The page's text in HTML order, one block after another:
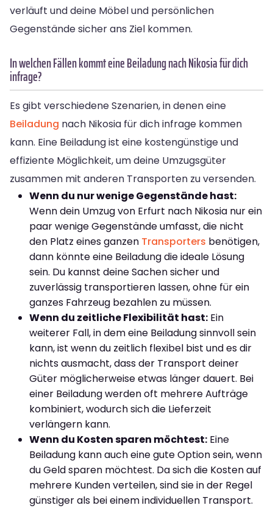
verläuft und deine Möbel und persönlichen
Gegenstände sicher ans Ziel kommen.
In welchen Fällen kommt eine Beiladung nach Nikosia für dich
infrage?
Es gibt verschiedene Szenarien, in denen eine
Beiladung nach Nikosia für dich infrage kommen
kann. Eine Beiladung ist eine kostengünstige und
effiziente Möglichkeit, um deine Umzugsgüter
zusammen mit anderen Transporten zu versenden.
Wenn du nur wenige Gegenstände hast:
Wenn dein Umzug von Erfurt nach Nikosia nur ein
paar wenige Gegenstände umfasst, die nicht
den Platz eines ganzen Transporters benötigen,
dann könnte eine Beiladung die ideale Lösung
sein. Du kannst deine Sachen sicher und
zuverlässig transportieren lassen, ohne für ein
ganzes Fahrzeug bezahlen zu müssen.
Wenn du zeitliche Flexibilität hast: Ein
weiterer Fall, in dem eine Beiladung sinnvoll sein
kann, ist wenn du zeitlich flexibel bist und es dir
nichts ausmacht, dass der Transport deiner
Güter möglicherweise etwas länger dauert. Bei
einer Beiladung werden oft mehrere Aufträge
kombiniert, wodurch sich die Lieferzeit
verlängern kann.
Wenn du Kosten sparen möchtest: Eine
Beiladung kann auch eine gute Option sein, wenn
du Geld sparen möchtest. Da sich die Kosten auf
mehrere Kunden verteilen, sind sie in der Regel
günstiger als bei einem individuellen Transport.